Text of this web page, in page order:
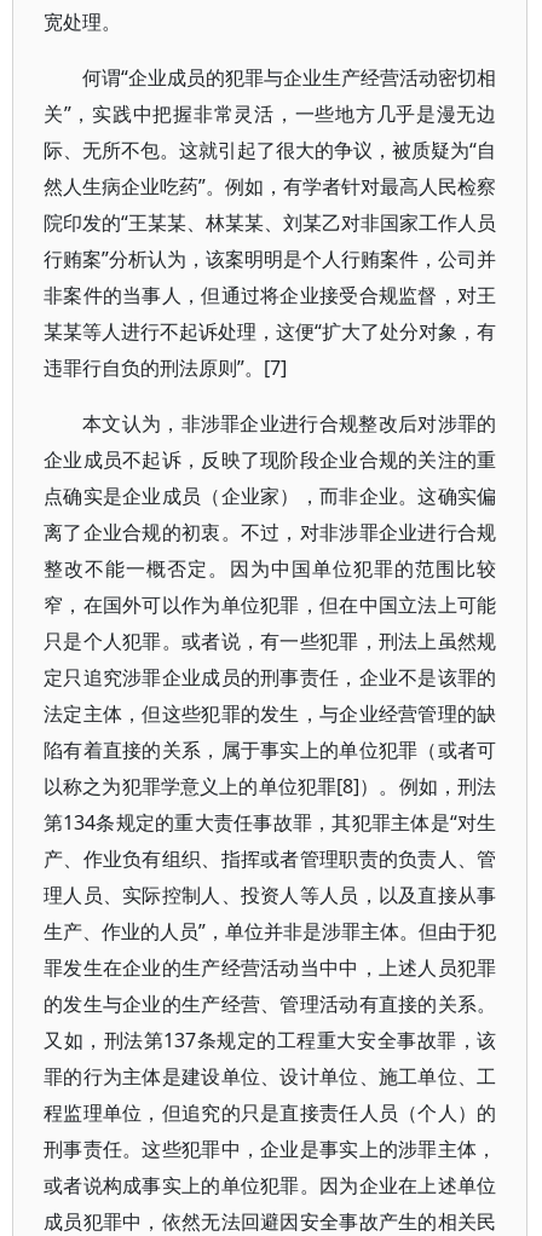
宽处理。
何谓“企业成员的犯罪与企业生产经营活动密切相
关”，实践中把握非常灵活，一些地方几乎是漫无边
际、无所不包。这就引起了很大的争议，被质疑为“自
然人生病企业吃药”。例如，有学者针对最高人民检察
院印发的“王某某、林某某、刘某乙对非国家工作人员
行贿案”分析认为，该案明明是个人行贿案件，公司并
非案件的当事人，但通过将企业接受合规监督，对王
某某等人进行不起诉处理，这便“扩大了处分对象，有
违罪行自负的刑法原则”。[7]
本文认为，非涉罪企业进行合规整改后对涉罪的
企业成员不起诉，反映了现阶段企业合规的关注的重
点确实是企业成员（企业家），而非企业。这确实偏
离了企业合规的初衷。不过，对非涉罪企业进行合规
整改不能一概否定。因为中国单位犯罪的范围比较
窄，在国外可以作为单位犯罪，但在中国立法上可能
只是个人犯罪。或者说，有一些犯罪，刑法上虽然规
定只追究涉罪企业成员的刑事责任，企业不是该罪的
法定主体，但这些犯罪的发生，与企业经营管理的缺
陷有着直接的关系，属于事实上的单位犯罪（或者可
以称之为犯罪学意义上的单位犯罪[8]）。例如，刑法
第134条规定的重大责任事故罪，其犯罪主体是“对生
产、作业负有组织、指挥或者管理职责的负责人、管
理人员、实际控制人、投资人等人员，以及直接从事
生产、作业的人员”，单位并非是涉罪主体。但由于犯
罪发生在企业的生产经营活动当中中，上述人员犯罪
的发生与企业的生产经营、管理活动有直接的关系。
又如，刑法第137条规定的工程重大安全事故罪，该
罪的行为主体是建设单位、设计单位、施工单位、工
程监理单位，但追究的只是直接责任人员（个人）的
刑事责任。这些犯罪中，企业是事实上的涉罪主体，
或者说构成事实上的单位犯罪。因为企业在上述单位
成员犯罪中，依然无法回避因安全事故产生的相关民